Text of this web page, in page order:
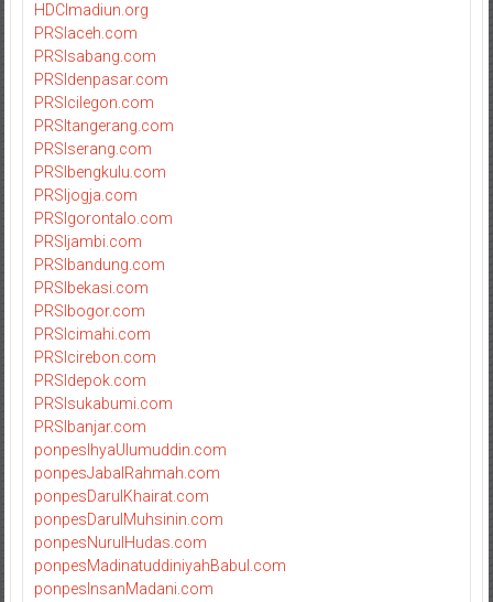
HDCImadiun.org
PRSIaceh.com
PRSIsabang.com
PRSIdenpasar.com
PRSIcilegon.com
PRSItangerang.com
PRSIserang.com
PRSIbengkulu.com
PRSIjogja.com
PRSIgorontalo.com
PRSIjambi.com
PRSIbandung.com
PRSIbekasi.com
PRSIbogor.com
PRSIcimahi.com
PRSIcirebon.com
PRSIdepok.com
PRSIsukabumi.com
PRSIbanjar.com
ponpesIhyaUlumuddin.com
ponpesJabalRahmah.com
ponpesDarulKhairat.com
ponpesDarulMuhsinin.com
ponpesNurulHudas.com
ponpesMadinatuddiniyahBabul.com
ponpesInsanMadani.com